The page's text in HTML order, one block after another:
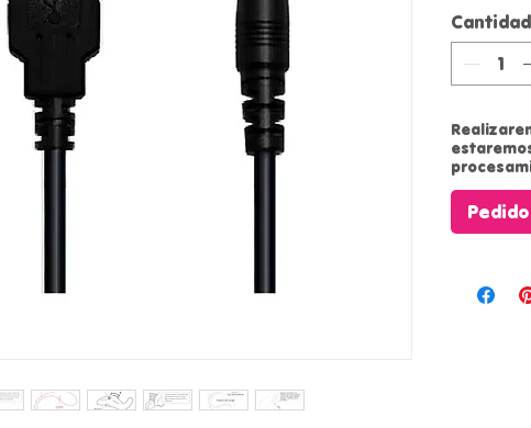
Cantidad